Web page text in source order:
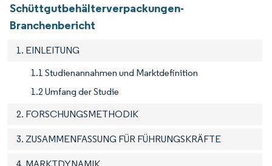
Schüttgutbehälterverpackungen-
Branchenbericht
1. EINLEITUNG
1.1 Studienannahmen und Marktdefinition
1.2 Umfang der Studie
2. FORSCHUNGSMETHODIK
3. ZUSAMMENFASSUNG FÜR FÜHRUNGSKRÄFTE